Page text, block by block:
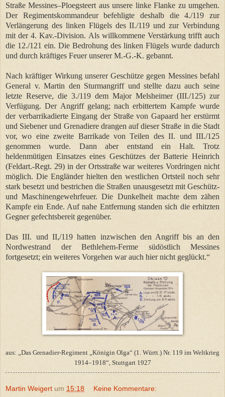
Straße Messines–Ploegsteert aus unsere linke Flanke zu umgehen.
Der Regimentskommandeur befehligte deshalb die 4./119 zur
Verlängerung des linken Flügels des II./119 und zur Verbindung
mit der 4. Kav.-Division. Als willkommene Verstärkung trifft auch
die 12./121 ein. Die Bedrohung des linken Flügels wurde dadurch
und durch kräftiges Feuer unserer M.-G.-K. gebannt.
Nach kräftiger Wirkung unserer Geschütze gegen Messines befahl
General v. Martin den Sturmangriff und stellte dazu auch seine
letzte Reserve, die 3./119 dem Major Melsheimer (III./125) zur
Verfügung. Der Angriff gelang; nach erbittertem Kampfe wurde
der verbarrikadierte Eingang der Straße von Gapaard her erstürmt
und Siebener und Grenadiere drangen auf dieser Straße in die Stadt
vor, wo eine zweite Barrikade von Teilen des II. und III./125
genommen wurde. Dann aber entstand ein Halt. Trotz
heldenmütigen Einsatzes eines Geschützes der Batterie Heinrich
(Feldart.-Regt. 29) in der Ortsstraße war weiteres Vordringen nicht
möglich. Die Engländer hielten den westlichen Ortsteil noch sehr
stark besetzt und bestrichen die Straßen unausgesetzt mit Geschütz-
und Maschinengewehrfeuer. Die Dunkelheit machte dem zähen
Kampfe ein Ende. Auf nahe Entfernung standen sich die erhitzten
Gegner gefechtsbereit gegenüber.
Das III. und II,/119 hatten inzwischen den Angriff bis an den
Nordwestrand der Bethlehem-Ferme südöstlich Messines
fortgesetzt; ein weiteres Vorgehen war auch hier nicht geglückt.“
aus: „Das Grenadier-Regiment „Königin Olga“ (1. Württ.) Nr. 119 im Weltkrieg
1914–1918“, Stuttgart 1927
Martin Weigert um 15:18 Keine Kommentare: